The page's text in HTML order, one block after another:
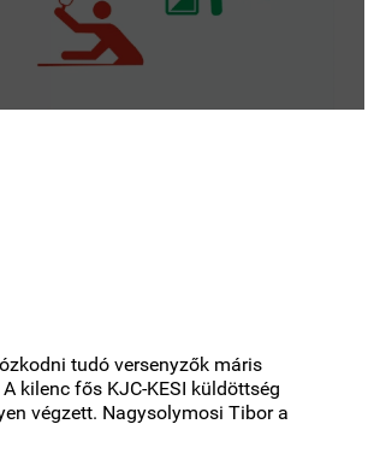
tudó versenyzők máris
kilenc fős KJC-KESI küldöttség
végzett. Nagysolymosi Tibor a